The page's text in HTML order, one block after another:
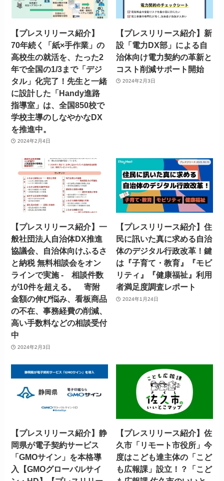
【プレスリリース紹介】
70年続く「紙×手作業」の
高校生の就活を、たった2
年で全国の1/3まで「デジ
タル」化完了！先生と一緒
に設計した「Handy進路
指導室」は、全国850校で
学校主導のしなやかなDX
を推進中。
2024年2月4日
【プレスリリース紹介】新
設「電力DX部」による自
治体向け電力契約の革新と
コスト削減サポート開始
2024年2月3日
【プレスリリース紹介】一
般社団法人自治体DX推進
協議会、自治体向けふるさ
と納税 無料相談会をオン
ラインで実施 - 相談件数
が10件を超える。 寄附
金額の伸び悩み、看板商品
の不在、事務経費の削減、
高い手数料などの相談受付
中
2024年2月3日
【プレスリリース紹介】住
民に訊いた真に求める自治
体のデジタル行政改革！鍵
は『子育て・教育』『モビ
リティ』『健康福祉』利用
者満足度調査レポート
2024年1月24日
【プレスリリース紹介】静
岡県が電子契約サービス
「GMOサイン」を本格導
入【GMOグローバルサイ
【プレスリリース紹介】佐
久市「リモート市役所」今
度はこども達主体の「こど
も広報課」設立！？「こど